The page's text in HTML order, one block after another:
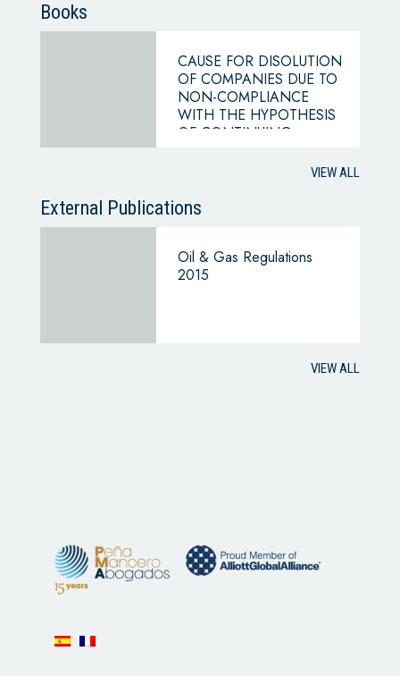
Books
CAUSE FOR DISOLUTION
OF COMPANIES DUE TO
NON-COMPLIANCE
WITH THE HYPOTHESIS
OF CONTINUING
VIEW ALL
External Publications
Oil & Gas Regulations
2015
VIEW ALL